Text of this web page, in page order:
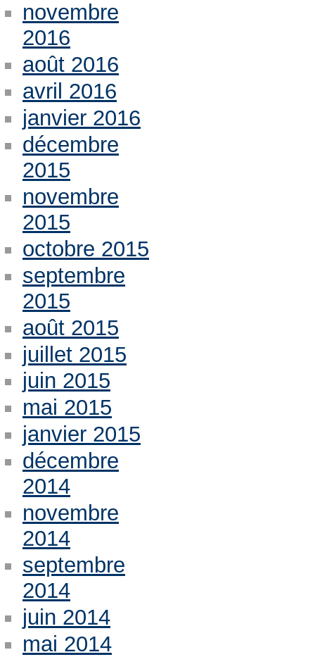
novembre
2016
août 2016
avril 2016
janvier 2016
décembre
2015
novembre
2015
octobre 2015
septembre
2015
août 2015
juillet 2015
juin 2015
mai 2015
janvier 2015
décembre
2014
novembre
2014
septembre
2014
juin 2014
mai 2014